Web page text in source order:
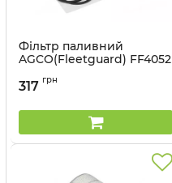
Фільтр паливний
AGCO(Fleetguard) FF4052
317 грн